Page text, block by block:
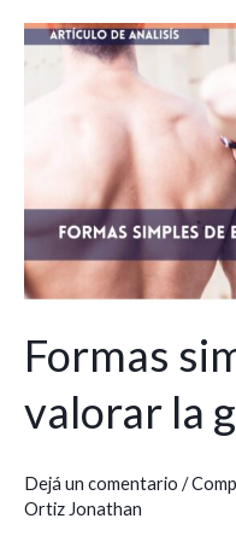
Formas
valorar la
Dejá un comentario /
Ortiz Jonathan
Formas
simples
grasa
corporal